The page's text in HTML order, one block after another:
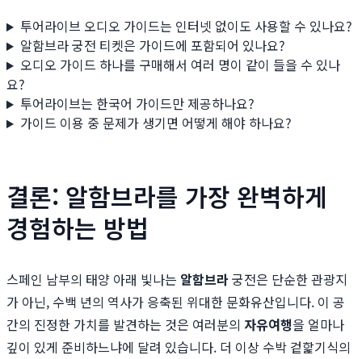
투어라이브 오디오 가이드는 인터넷 없이도 사용할 수 있나요?
알함브라 궁전 티켓은 가이드에 포함되어 있나요?
오디오 가이드 하나를 구매해서 여러 명이 같이 들을 수 있나
요?
투어라이브는 한국어 가이드만 제공하나요?
가이드 이용 중 문제가 생기면 어떻게 해야 하나요?
결론: 알함브라를 가장 완벽하게
경험하는 방법
스페인 남부의 태양 아래 빛나는 알함브라궁전은 단순한 관광지
가 아닌, 수백 년의 역사가 응축된 위대한 문화유산입니다. 이 공
간의 진정한 가치를 발견하는 것은 여러분의 자유여행을 얼마나
깊이 있게 준비하느냐에 달려 있습니다. 더 이상 수박 겉핥기식의